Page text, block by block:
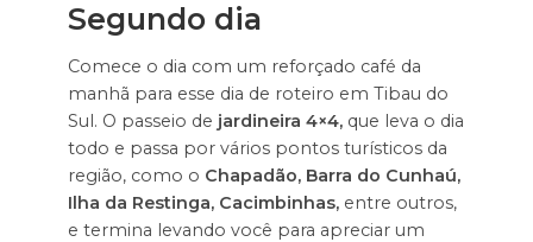
Segundo dia
Comece o dia com um reforçado café da
manhã para esse dia de roteiro em Tibau do
Sul. O passeio de jardineira 4×4,que leva o dia
todo e passa por vários pontos turísticos da
região, como o Chapadão, Barra do Cunhaú,
Ilha da Restinga, Cacimbinhas,entre outros,
e termina levando você para apreciar um